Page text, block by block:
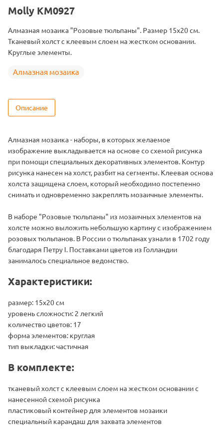
Цвет
Molly KM0927
Алмазная мозаика "Розовые тюльпаны". Размер 15х20 см.
Тканевый холст с клеевым слоем на жестком основании.
Круглые элементы.
Алмазная мозаика
Описание
Алмазная мозаика - наборы, в которых желаемое
изображение выкладывается на основе со схемой рисунка
при помощи специальных декоративных элементов. Контур
рисунка нанесен на холст, разбит на сегменты. Клеевая основа
холста защищена слоем, который необходимо постепенно
снимать и одновременно закреплять мозаичные элементы.
В наборе "Розовые тюльпаны" из мозаичных элементов на
холсте можно выложить небольшую картину с изображением
розовых тюльпанов. В России о тюльпанах узнали в 1702 году
благодаря Петру I. Поставками цветов из Голландии
занималось специальное ведомство.
Характеристики:
размер: 15х20 см
уровень сложности: 2 легкий
количество цветов: 17
форма элементов: круглая
тип выкладки: частичная
В комплекте:
тканевый холст с клеевым слоем на жестком основании с
нанесенной схемой рисунка
пластиковый контейнер для элементов мозаики
специальный карандаш для захвата элементов